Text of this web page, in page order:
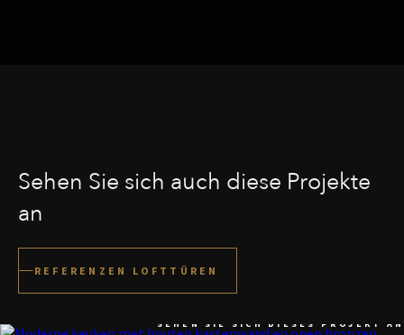
Sehen Sie sich auch diese Projekte
an
REFERENZEN LOFTTÜREN
SEHEN SIE SICH DIESES PROJEKT AN